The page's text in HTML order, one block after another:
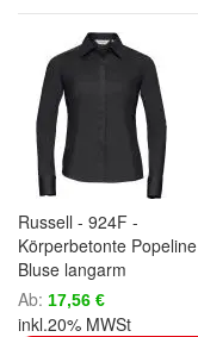
Russell - 924F -
Körperbetonte Popeline
Bluse langarm
Ab 17,56 €
inkl.20% MWSt